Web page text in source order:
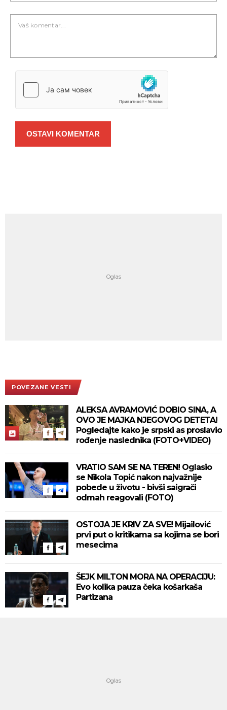
OSTAVI KOMENTAR
POVEZANE VESTI
ALEKSA AVRAMOVIĆ DOBIO SINA, A
OVO JE MAJKA NJEGOVOG DETETA!
Pogledajte kako je srpski as proslavio
rođenje naslednika (FOTO+VIDEO)
VRATIO SAM SE NA TEREN! Oglasio
se Nikola Topić nakon najvažnije
pobede u životu - bivši saigrači
odmah reagovali (FOTO)
OSTOJA JE KRIV ZA SVE! Mijailović
prvi put o kritikama sa kojima se bori
mesecima
ŠEJK MILTON MORA NA OPERACIJU:
Evo kolika pauza čeka košarkaša
Partizana